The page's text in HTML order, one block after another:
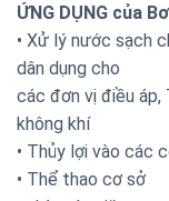
ỨNG DỤNG của
• Xử lý nước sạch
dân dụng cho
các đơn vị điều
không khí
• Thủy lợi vào các
• Thể thao cơ sở